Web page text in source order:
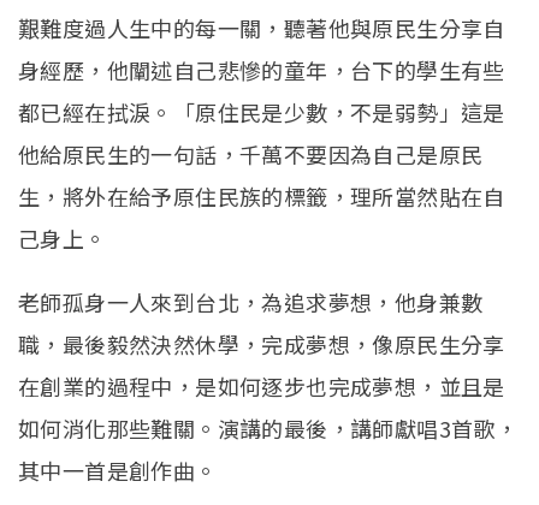
艱難度過人生中的每一關，聽著他與原民生分享自
身經歷，他闡述自己悲慘的童年，台下的學生有些
都已經在拭淚。「原住民是少數，不是弱勢」這是
他給原民生的一句話，千萬不要因為自己是原民
生，將外在給予原住民族的標籤，理所當然貼在自
己身上。
老師孤身一人來到台北，為追求夢想，他身兼數
職，最後毅然決然休學，完成夢想，像原民生分享
在創業的過程中，是如何逐步也完成夢想，並且是
如何消化那些難關。演講的最後，講師獻唱3首歌，
其中一首是創作曲。